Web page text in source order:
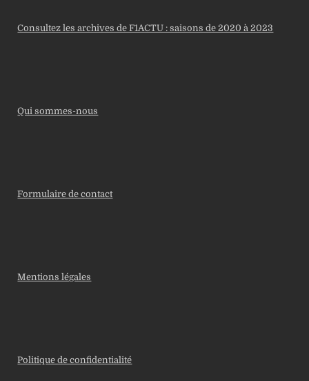
Consultez les archives de F1ACTU : saisons de 2020 à 2023
Qui sommes-nous
Formulaire de contact
Mentions légales
Politique de confidentialité